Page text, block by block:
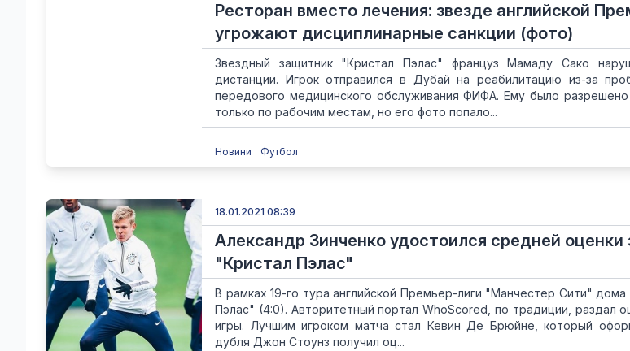
Ресторан вместо лечения: звезде английской
угрожают дисциплинарные санкции (фото)
Звездный защитник "Кристал Пэлас" француз Мамаду Сако
дистанции. Игрок отправился в Дубай на реабилитацию из-за
передового медицинского обслуживания ФИФА. Ему было
только по рабочим местам, но его фото попало...
Новини Футбол
18.01.2021 08:39
Александр Зинченко удостоился средней оценки
"Кристал Пэлас"
В рамках 19-го тура английской Премьер-лиги "Манчестер Сити"
Пэлас" (4:0). Авторитетный портал WhoScored, по традиции, раздал
игры. Лучшим игроком матча стал Кевин Де Брюйне, который
дубля Джон Стоунз получил оц...